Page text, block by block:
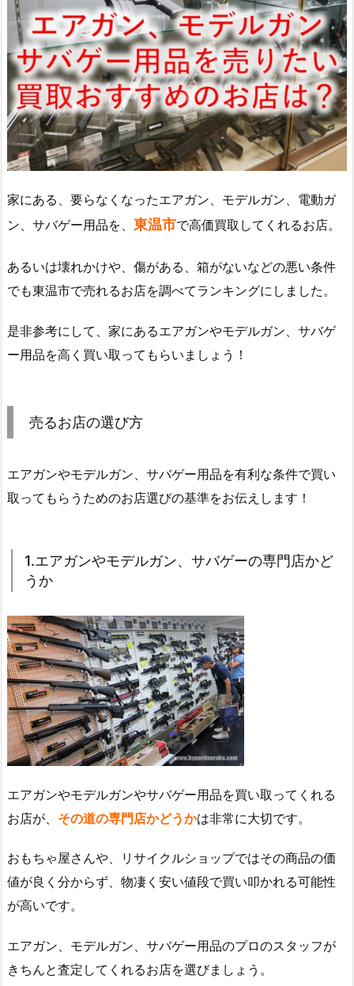
家にある、要らなくなったエアガン、モデルガン、電動ガ
ン、サバゲー用品を、 東温市で高価買取してくれるお店。
あるいは壊れかけや、傷がある、箱がないなどの悪い条件
でも東温市で売れるお店を調べてランキングにしました。
是非参考にして、家にあるエアガンやモデルガン、サバゲ
ー用品を高く買い取ってもらいましょう！
売るお店の選び方
エアガンやモデルガン、サバゲー用品を有利な条件で買い
取ってもらうためのお店選びの基準をお伝えします！
1.エアガンやモデルガン、サバゲーの専門店かど
うか
エアガンやモデルガンやサバゲー用品を買い取ってくれる
お店が、 その道の専門店かどうかは非常に大切です。
おもちゃ屋さんや、リサイクルショップではその商品の価
値が良く分からず、物凄く安い値段で買い叩かれる可能性
が高いです。
エアガン、モデルガン、サバゲー用品のプロのスタッフが
きちんと査定してくれるお店を選びましょう。